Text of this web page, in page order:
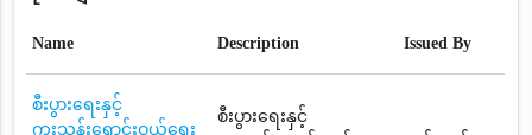
Name Description Issued By
စီးပွားရေးနှင့်
ကူးသန်းရောင်းဝယ်ရေး
စီးပွားရေးနှင့်